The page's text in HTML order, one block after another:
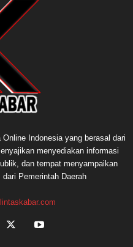
Indonesia yang berasal dari
menyediakan informasi
dan tempat menyampaikan
Pemerintah Daerah